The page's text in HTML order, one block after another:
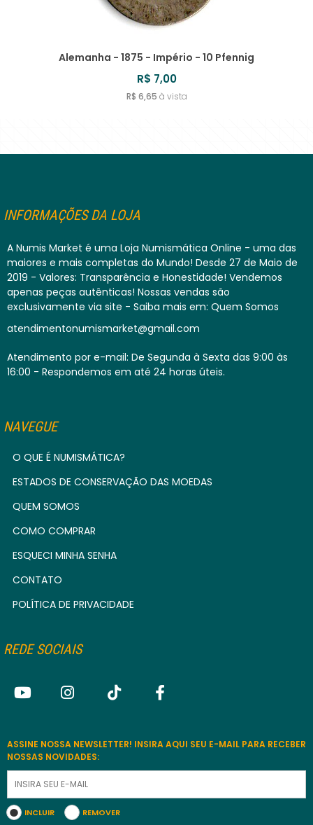
Alemanha - 1875 - Império - 10 Pfennig
R$ 7,00
R$ 6,65 à vista
INFORMAÇÕES DA LOJA
A Numis Market é uma Loja Numismática Online - uma das
maiores e mais completas do Mundo! Desde 27 de Maio de
2019 - Valores: Transparência e Honestidade! Vendemos
apenas peças autênticas! Nossas vendas são
exclusivamente via site - Saiba mais em: Quem Somos
atendimentonumismarket@gmail.com
Atendimento por e-mail: De Segunda à Sexta das 9:00 às
16:00 - Respondemos em até 24 horas úteis.
NAVEGUE
O QUE É NUMISMÁTICA?
ESTADOS DE CONSERVAÇÃO DAS MOEDAS
QUEM SOMOS
COMO COMPRAR
ESQUECI MINHA SENHA
CONTATO
POLÍTICA DE PRIVACIDADE
REDE SOCIAIS
ASSINE NOSSA NEWSLETTER! INSIRA AQUI SEU E-MAIL PARA RECEBER
NOSSAS NOVIDADES:
INCLUIR REMOVER